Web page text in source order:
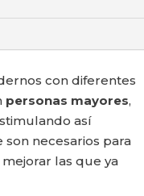
con diferentes
personas mayores,
así
necesarios para
las que ya